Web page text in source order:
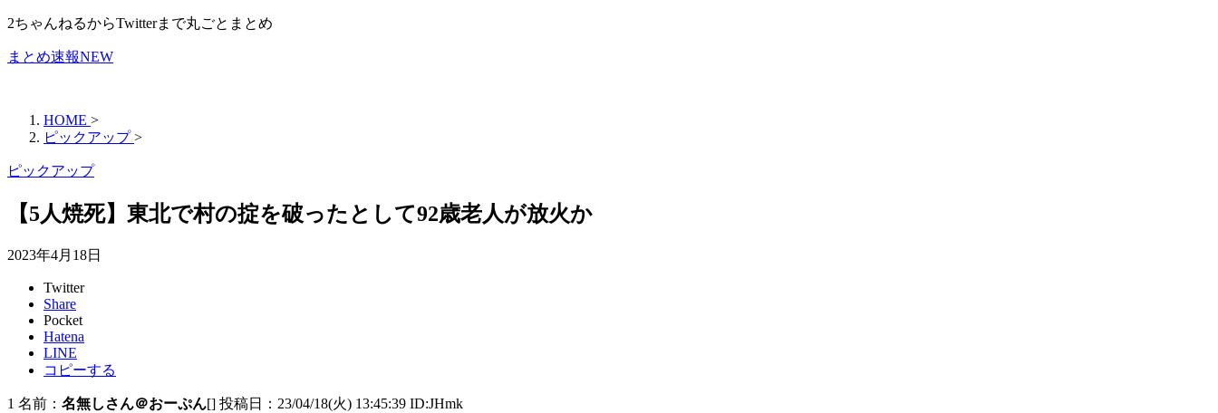
2ちゃんねるからTwitterまで丸ごとまとめ
まとめ速報NEW
HOME >
ピックアップ >
ピックアップ
【5人焼死】東北で村の掟を破ったとして92歳老人が放火か
2023年4月18日
Twitter
Share
Pocket
Hatena
LINE
コピーする
1 名前： 名無しさん＠おーぷん[] 投稿日：23/04/18(火) 13:45:39 ID:JHmk